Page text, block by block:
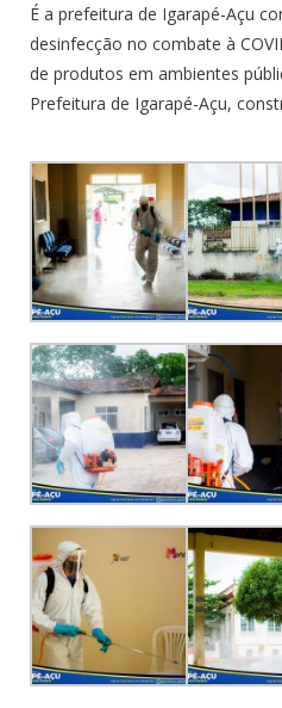
É a prefeitura de Igarapé-Açu
desinfecção no combate à
de produtos em ambientes
Prefeitura de Igarapé-Açu,